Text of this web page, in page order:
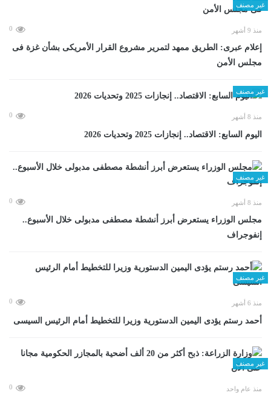
غير مصنف
منذ 9 أشهر 0
إعلام عبرى: الطريق ممهد لتمرير مشروع القرار الأمريكى بشأن غزة فى
مجلس الأمن
غير مصنف
منذ 8 أشهر 0
اليوم السابع: الاقتصاد.. إنجازات 2025 وتحديات 2026
غير مصنف
منذ 8 أشهر 0
مجلس الوزراء يستعرض أبرز أنشطة مصطفى مدبولى خلال الأسبوع..
إنفوجراف
غير مصنف
منذ 6 أشهر 0
أحمد رستم يؤدى اليمين الدستورية وزيرا للتخطيط أمام الرئيس السيسى
غير مصنف
منذ عام واحد 0